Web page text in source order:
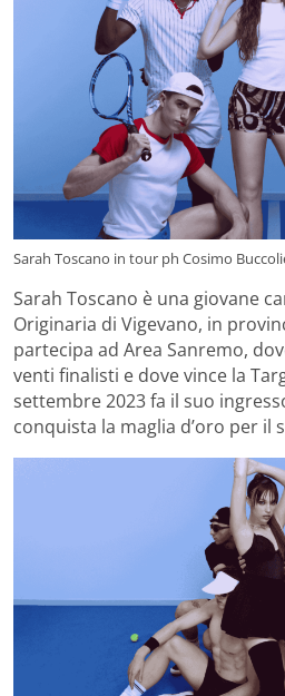
Sarah Toscano in tour ph Cosimo
Sarah Toscano è una giovane
Originaria di Vigevano, in
partecipa ad Area Sanremo,
venti finalisti e dove vince la
settembre 2023 fa il suo
conquista la maglia d’oro per il